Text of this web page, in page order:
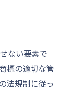
ない要素で
標の適切な管
法規制に従っ